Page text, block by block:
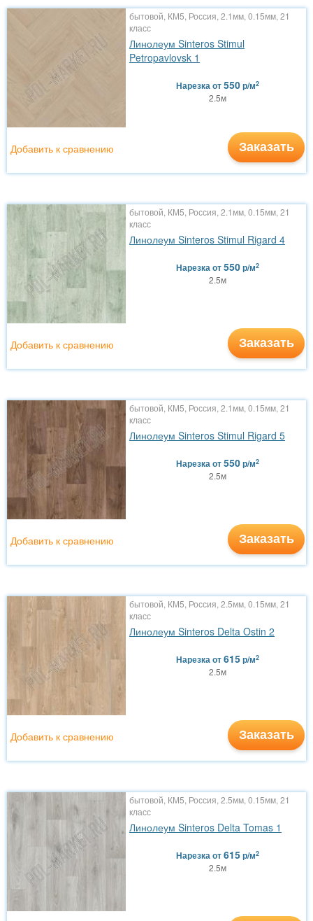
бытовой, КМ5, Россия, 2.1мм, 0.15мм, 21
класс
Линолеум Sinteros Stimul
Petropavlovsk 1
Нарезкаот550р/м2
2.5м
Заказать
Добавить к сравнению
бытовой, КМ5, Россия, 2.1мм, 0.15мм, 21
класс
Линолеум Sinteros Stimul Rigard 4
Нарезкаот550р/м2
2.5м
Заказать
Добавить к сравнению
бытовой, КМ5, Россия, 2.1мм, 0.15мм, 21
класс
Линолеум Sinteros Stimul Rigard 5
Нарезкаот550р/м2
2.5м
Заказать
Добавить к сравнению
бытовой, КМ5, Россия, 2.5мм, 0.15мм, 21
класс
Линолеум Sinteros Delta Ostin 2
Нарезкаот615р/м2
2.5м
Заказать
Добавить к сравнению
бытовой, КМ5, Россия, 2.5мм, 0.15мм, 21
класс
Линолеум Sinteros Delta Tomas 1
Нарезкаот615р/м2
2.5м